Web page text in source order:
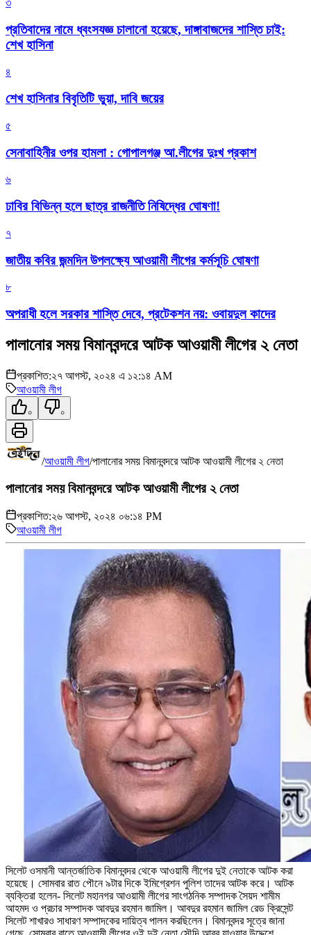
৩
প্রতিবাদের নামে ধ্বংসযজ্ঞ চালানো হয়েছে, দাঙ্গাবাজদের শাস্তি চাই:
শেখ হাসিনা
৪
শেখ হাসিনার বিবৃতিটি ভুয়া, দাবি জয়ের
৫
সেনাবাহিনীর ওপর হামলা : গোপালগঞ্জ আ.লীগের দুঃখ প্রকাশ
৬
ঢাবির বিভিন্ন হলে ছাত্র রাজনীতি নিষিদ্ধের ঘোষণা!
৭
জাতীয় কবির জন্মদিন উপলক্ষ্যে আওয়ামী লীগের কর্মসূচি ঘোষণা
৮
অপরাধী হলে সরকার শাস্তি দেবে, প্রটেকশন নয়: ওবায়দুল কাদের
পালানোর সময় বিমানবন্দরে আটক আওয়ামী লীগের ২ নেতা
প্রকাশিত:২৭ আগস্ট, ২০২৪ এ ১২:১৪ AM
আওয়ামী লীগ
০ ০
/আওয়ামী লীগ/পালানোর সময় বিমানবন্দরে আটক আওয়ামী লীগের ২ নেতা
পালানোর সময় বিমানবন্দরে আটক আওয়ামী লীগের ২ নেতা
প্রকাশিত:২৬ আগস্ট, ২০২৪ ০৬:১৪ PM
আওয়ামী লীগ
সিলেট ওসমানী আন্তর্জাতিক বিমানবন্দর থেকে আওয়ামী লীগের দুই নেতাকে আটক করা
হয়েছে। সোমবার রাত পৌনে ৯টার দিকে ইমিগ্রেশন পুলিশ তাদের আটক করে। আটক
ব্যক্তিরা হলেন- সিলেট মহানগর আওয়ামী লীগের সাংগঠনিক সম্পাদক সৈয়দ শামীম
আহমদ ও প্রচার সম্পাদক আবদুর রহমান জামিল। আবদুর রহমান জামিল রেড ক্রিসেন্ট
সিলেট শাখারও সাধারণ সম্পাদকের দায়িত্ব পালন করছিলেন। বিমানবন্দর সূত্রে জানা